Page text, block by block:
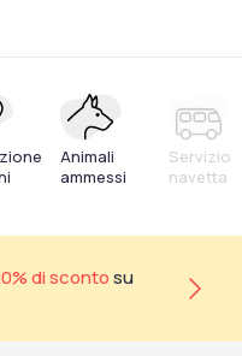
Animali
ammessi
Servizio
navetta
di scontosu